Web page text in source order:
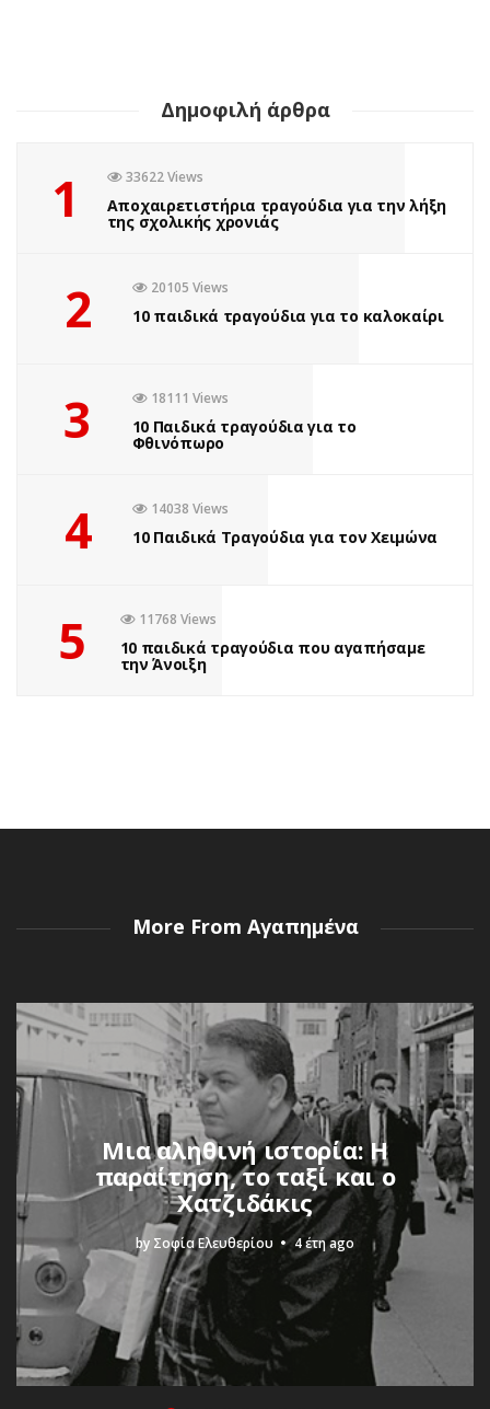
Δημοφιλή άρθρα
1 33622 Views
Αποχαιρετιστήρια τραγούδια για την λήξη
της σχολικής χρονιάς
2 20105 Views
10 παιδικά τραγούδια για το καλοκαίρι
3 18111 Views
10 Παιδικά τραγούδια για το
Φθινόπωρο
4 14038 Views
10 Παιδικά Τραγούδια για τον Χειμώνα
5 11768 Views
10 παιδικά τραγούδια που αγαπήσαμε
την Άνοιξη
More From Αγαπημένα
Μια αληθινή ιστορία: Η
παραίτηση, το ταξί και ο
Χατζιδάκις
by Σοφία Ελευθερίου 4 έτη ago
Ανάμεσα σε παραλίες και ζεστά ήσυχα μεσημέρια, έρχεται
απεγνωσμένα κάτι να κάνει....
Read More